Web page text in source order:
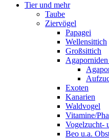
Tier und mehr
Taube
Ziervögel
Papagei
Wellensittich
Großsittich
Exoten
Kanarien
Waldvogel
Vitamine/
Vogelzucht-
Beo u.a.